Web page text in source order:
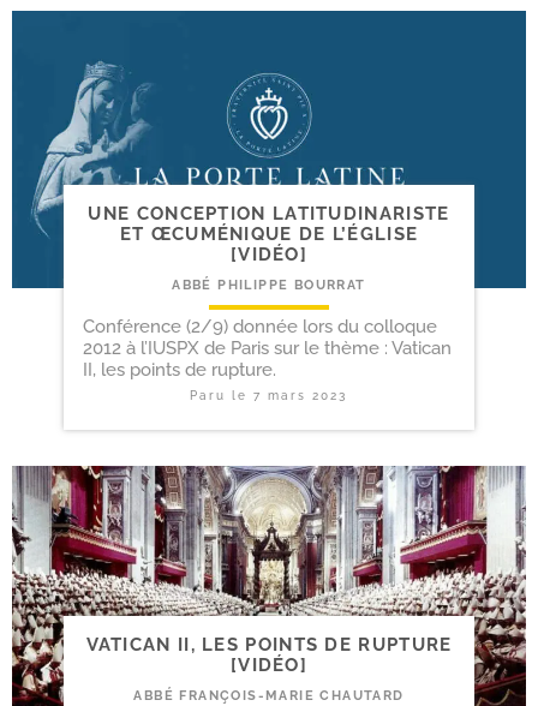
UNE CONCEPTION LATITUDINARISTE
ET ŒCUMÉNIQUE DE L’ÉGLISE
[VIDÉO]
ABBÉ PHILIPPE BOURRAT
Conférence (2/9) donnée lors du colloque
2012 à l’IUSPX de Paris sur le thème : Vatican
II, les points de rupture.
Paru le7 mars 2023
VATICAN II, LES POINTS DE RUPTURE
[VIDÉO]
ABBÉ FRANÇOIS-MARIE CHAUTARD